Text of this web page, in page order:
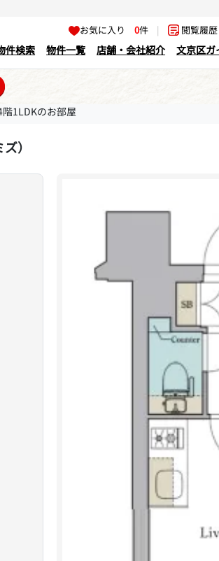
お気に入り0件 | 閲覧履
件検索 物件一覧 店舗・会社紹介 文京区ガ
階1LDKのお部屋
）